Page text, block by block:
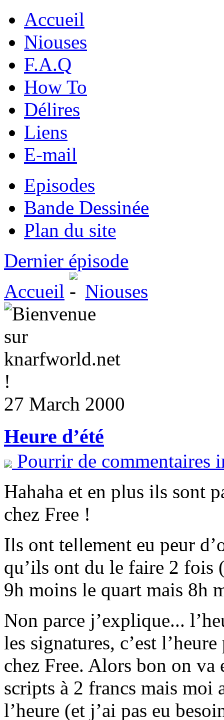
Accueil
Niouses
F.A.Q
How To
Délires
Liens
E-mail
Episodes
Bande Dessinée
Plan du site
Dernier épisode
Accueil
Niouses
27 March 2000
Heure d’été
Pourrir de commentaires
Hahaha et en plus ils sont
chez Free !
Ils ont tellement eu peur
qu’ils ont du le faire 2 fois
9h moins le quart mais 8h
Non parce j’explique...
les signatures, c’est
chez Free. Alors bon on va
scripts à 2 francs mais
l’heure (et j’ai pas eu